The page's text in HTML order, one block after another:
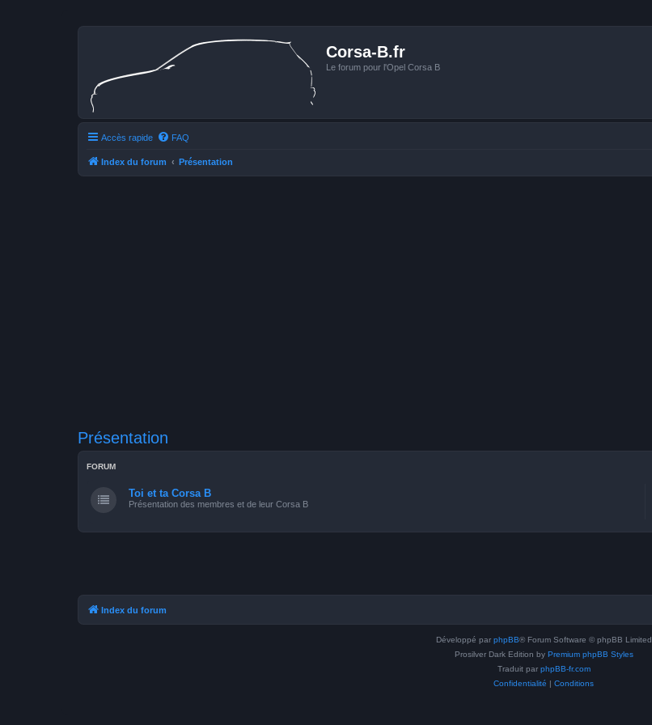
Corsa-B.fr
Le forum pour l'Opel Corsa B
Accès rapide FAQ
Index du forum Présentation
Présentation
FORUM
Toi et ta Corsa B
Présentation des membres et de leur Corsa B
Index du forum
Développé par phpBB® Forum Software © phpBB Limited
Prosilver Dark Edition by Premium phpBB Styles
Traduit par phpBB-fr.com
Confidentialité | Conditions